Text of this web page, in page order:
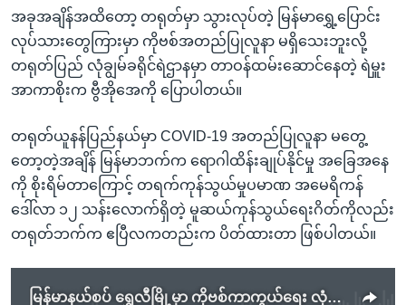
အခုအချိန်အထိတော့ တရုတ်မှာ သွားလုပ်တဲ့ မြန်မာရွှေ့ပြောင်း
လုပ်သားတွေကြားမှာ ကိုဗစ်အတည်ပြုလူနာ မရှိသေးဘူးလို့
တရုတ်ပြည် လုံချွမ်ခရိုင်ရဲဌာနမှာ တာဝန်ထမ်းဆောင်နေတဲ့ ရဲမှူး
အာကာစိုးက ဗွီအိုအေကို ပြောပါတယ်။
တရုတ်ယူနန်ပြည်နယ်မှာ COVID-19 အတည်ပြုလူနာ မတွေ့
တော့တဲ့အချိန် မြန်မာဘက်က ရောဂါထိန်းချုပ်နိုင်မှု အခြေအနေ
ကို စိုးရိမ်တာကြောင့် တရက်ကုန်သွယ်မှုပမာဏ အမေရိကန်
ဒေါ်လာ ၁၂ သန်းလောက်ရှိတဲ့ မူဆယ်ကုန်သွယ်ရေးဂိတ်ကိုလည်း
တရုတ်ဘက်က ဧပြီလကတည်းက ပိတ်ထားတာ ဖြစ်ပါတယ်။
မြန်မာနယ်စပ် ရွှေလီမြို့မှာ ကိုဗစ်ကာကွယ်ရေး လုံခြုံရေးတိုးမြှင့်